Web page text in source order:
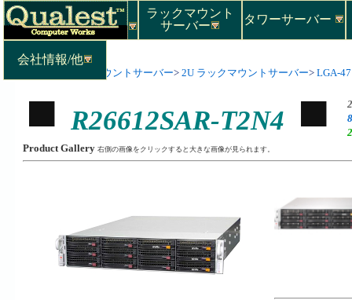
ラックマウント
サーバー
タワーサーバー
会社情報/他
ラックマウントサーバー> 2U ラックマウントサーバー> LGA-
R26612SAR-T2N4
Product Gallery 右側の画像をクリックすると大きな画像が見られます。